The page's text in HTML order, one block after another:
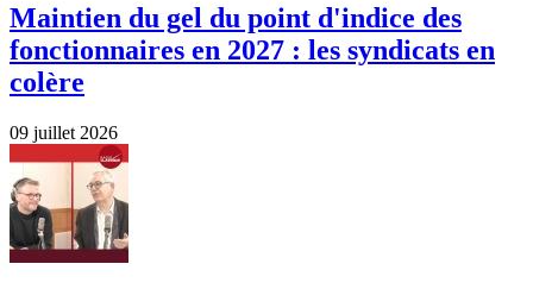
Maintien du gel du point d'indice des
fonctionnaires en 2027 : les syndicats en
colère
09 juillet 2026